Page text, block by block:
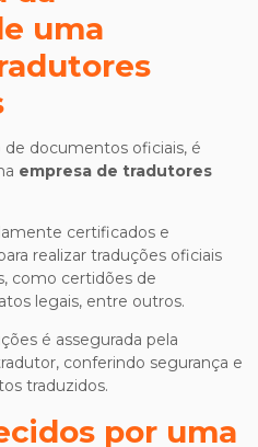
uma
documentos oficiais, é
empresa de tradutores
certificados e
realizar traduções oficiais
como certidões de
legais, entre outros.
é assegurada pela
conferindo segurança e
traduzidos.
por uma